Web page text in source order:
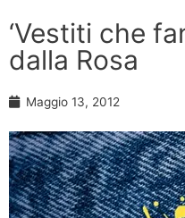
‘Vestiti che
dalla Rosa
Maggio 13, 2012